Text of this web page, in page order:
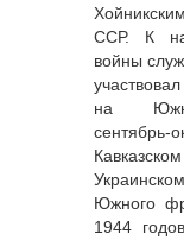
ССР. К
войны
на
Южного
1944